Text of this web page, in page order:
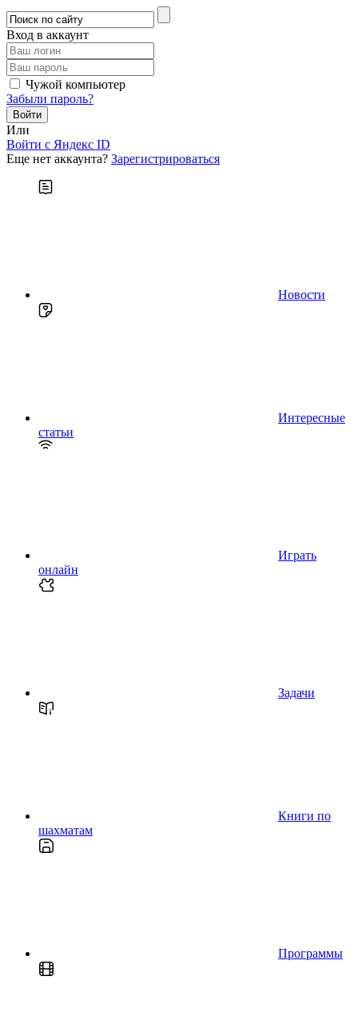
Вход в аккаунт
Чужой компьютер
Забыли пароль?
Или
Войти c Яндекс ID
Еще нет аккаунта? Зарегистрироваться
Новости
Интересные
статьи
Играть
онлайн
Задачи
Книги по
шахматам
Программы